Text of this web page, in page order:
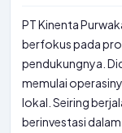
PT Kinenta
berfokus pada
pendukungnya.
memulai
lokal. Seiring
berinvestasi